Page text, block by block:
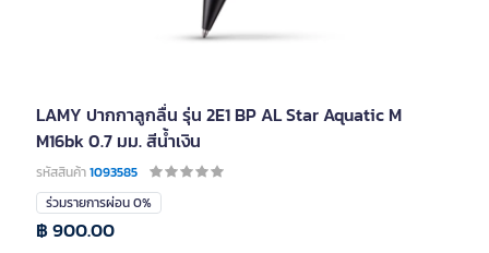
LAMY ปากกาลูกลื่น รุ่น 2E1 BP AL Star Aquatic M
M16bk 0.7 มม. สีน้ำเงิน
รหัสสินค้า1093585
ร่วมรายการผ่อน 0%
฿ 900.00